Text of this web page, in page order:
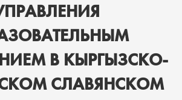
В КЫРГЫЗСКО-
СЛАВЯНСКОМ